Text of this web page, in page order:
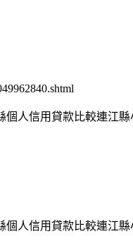
人信用貸款比較連江縣
人信用貸款比較連江縣